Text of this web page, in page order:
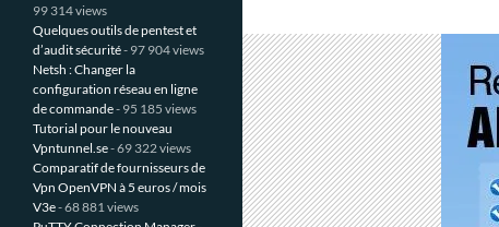
99 314 views
Quelques outils de pentest et
d’audit sécurité- 97 904 views
Netsh : Changer la
configuration réseau en ligne
de commande- 95 185 views
Tutorial pour le nouveau
Vpntunnel.se- 69 322 views
Comparatif de fournisseurs de
Vpn OpenVPN à 5 euros / mois
V3e- 68 881 views